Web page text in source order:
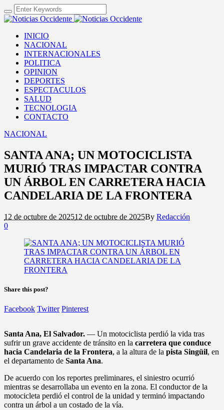
INICIO
NACIONAL
INTERNACIONALES
POLITICA
OPINION
DEPORTES
ESPECTACULOS
SALUD
TECNOLOGIA
CONTACTO
NACIONAL
SANTA ANA; UN MOTOCICLISTA
MURIÓ TRAS IMPACTAR CONTRA
UN ÁRBOL EN CARRETERA HACIA
CANDELARIA DE LA FRONTERA
12 de octubre de 202512 de octubre de 2025By Redacción
0
Share this post?
Facebook Twitter Pinterest
Santa Ana, El Salvador. — Un motociclista perdió la vida tras
sufrir un grave accidente de tránsito en la carretera que conduce
hacia Candelaria de la Frontera, a la altura de la pista Singüil, en
el departamento de Santa Ana.
De acuerdo con los reportes preliminares, el siniestro ocurrió
mientras se desarrollaba un evento en la zona. El conductor de la
motocicleta perdió el control de la unidad y terminó impactando
contra un árbol a un costado de la vía.